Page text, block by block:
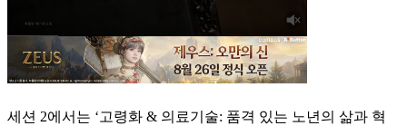
세션 2에서는 ‘고령화 & 의료기술: 품격 있는 노년의 삶과 혁